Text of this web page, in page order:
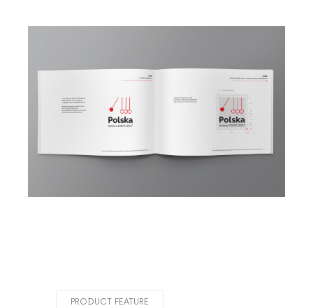
PRODUCT FEATURE